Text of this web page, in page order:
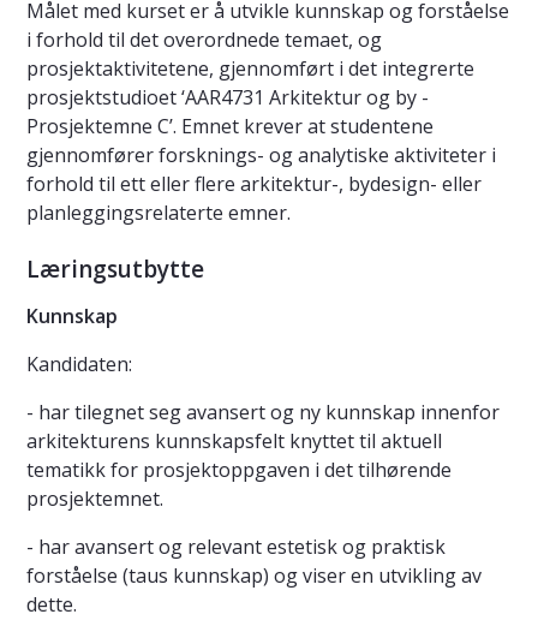
Målet med kurset er å utvikle kunnskap og forståelse
i forhold til det overordnede temaet, og
prosjektaktivitetene, gjennomført i det integrerte
prosjektstudioet ‘AAR4731 Arkitektur og by -
Prosjektemne C’. Emnet krever at studentene
gjennomfører forsknings- og analytiske aktiviteter i
forhold til ett eller flere arkitektur-, bydesign- eller
planleggingsrelaterte emner.
Læringsutbytte
Kunnskap
Kandidaten:
- har tilegnet seg avansert og ny kunnskap innenfor
arkitekturens kunnskapsfelt knyttet til aktuell
tematikk for prosjektoppgaven i det tilhørende
prosjektemnet.
- har avansert og relevant estetisk og praktisk
forståelse (taus kunnskap) og viser en utvikling av
dette.